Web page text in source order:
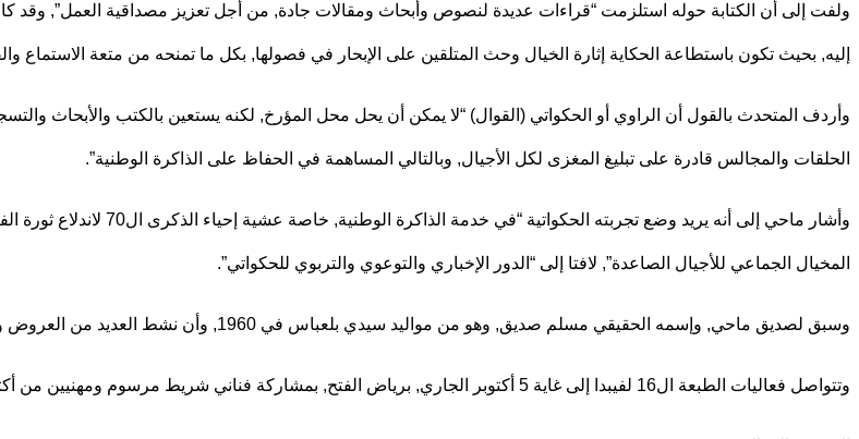
ولفت إلى أن الكتابة حوله استلزمت “قراءات عديدة لنصوص وأبحاث ومقالات جادة, من أجل تعزيز مصداقية العمل”,
إليه, بحيث تكون باستطاعة الحكاية إثارة الخيال وحث المتلقين على الإبحار في فصولها, بكل ما تمنحه من متعة الاستماع
وأردف المتحدث بالقول أن الراوي أو الحكواتي (القوال) “لا يمكن أن يحل محل المؤرخ, لكنه يستعين بالكتب والأبحاث
الحلقات والمجالس قادرة على تبليغ المغزى لكل الأجيال, وبالتالي المساهمة في الحفاظ على الذاكرة الوطنية”.
وأشار ماحي إلى أنه يريد
المخيال الجماعي للأجيال الصاعدة”, لافتا إلى “الدور الإخباري والتوعوي والتربوي للحكواتي”.
وسبق لصديق ماحي, وإسمه الحقيقي مسلم صديق, وهو من مواليد سيدي بلعباس في 1960, وأن نشط العديد من العروض والورشات التكوينية داخل الجزائر وخارجها.
وتتواصل فعاليات الطبعة ال16 لفيبدا إلى غاية 5 أكتوبر الجاري, برياض الفتح, بمشاركة فناني شريط مرسوم ومهنيين من أكثر من عشرة بلدان.